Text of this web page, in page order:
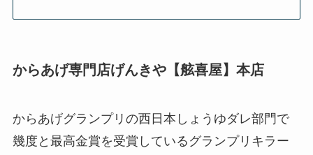
からあげ専門店げんきや【舷喜屋】本店
からあげグランプリの西日本しょうゆダレ部門で
幾度と最高金賞を受賞しているグランプリキラー